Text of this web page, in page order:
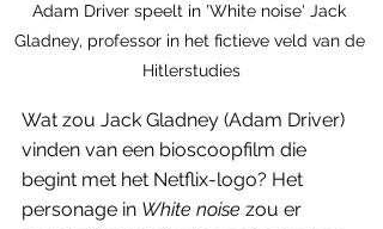
Adam Driver speelt in 'White noise' Jack
Gladney, professor in het fictieve veld van de
Hitlerstudies
Wat zou Jack Gladney (Adam Driver)
vinden van een bioscoopfilm die
begint met het Netflix-logo? Het
personage in White noise zou er